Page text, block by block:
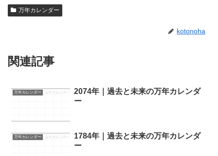
万年カレンダー
kotonoha
関連記事
万年カレンダー
2074年｜過去と未来の万年カレンダ
ー
万年カレンダー
1784年｜過去と未来の万年カレンダ
ー